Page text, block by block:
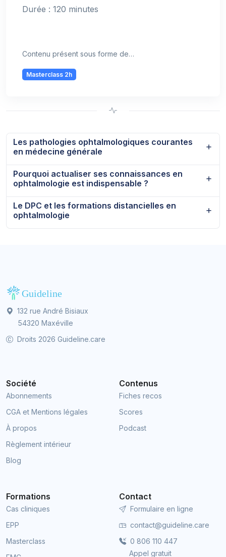
Durée : 120 minutes
Contenu présent sous forme de…
Masterclass 2h
Les pathologies ophtalmologiques courantes
en médecine générale
Pourquoi actualiser ses connaissances en
ophtalmologie est indispensable ?
Le DPC et les formations distancielles en
ophtalmologie
132 rue André Bisiaux
54320 Maxéville
Droits 2026 Guideline.care
Société
Abonnements
CGA et Mentions légales
À propos
Règlement intérieur
Blog
Contenus
Fiches recos
Scores
Podcast
Formations
Cas cliniques
EPP
Masterclass
Contact
Formulaire en ligne
contact@guideline.care
0 806 110 447
Appel gratuit